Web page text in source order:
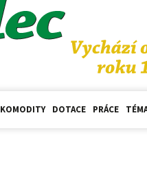
KOMODITY DOTACE PRÁCE